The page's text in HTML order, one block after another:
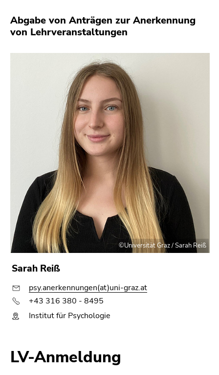
Abgabe von Anträgen zur Anerkennung
von Lehrveranstaltungen
©Universität Graz / Sarah Reiß
Sarah Reiß
psy.anerkennungen(at)uni-graz.at
+43 316 380 - 8495
Institut für Psychologie
LV-Anmeldung